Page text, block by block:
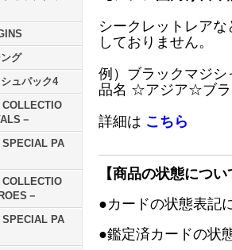
グ
ュパック4
－
PA
－
PA
シークレットレア
しておりません。
例）ブラックマジ
品名 ☆アジア☆ブラ
詳細は こちら
【商品の状態につい
●カードの状態表記
●鑑定済カードの状